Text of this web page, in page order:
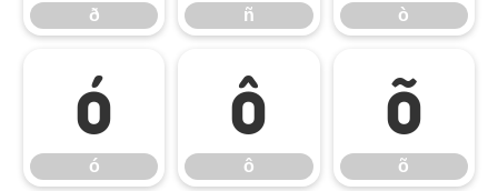
ð ñ ò
ó
ó
ô
ô
õ
õ